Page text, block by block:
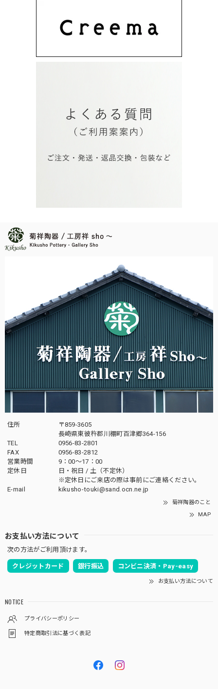
住所
〒859-3605
長崎県東彼杵郡川棚町百津郷364-156
TEL
0956-83-2801
FAX
0956-83-2812
営業時間
9：00～17：00
定休日
日・祝日 / 土（不定休）
※定休日にご来店の際は事前にご連絡ください。
E-mail
kikusho-touki@sand.ocn.ne.jp
菊祥陶器のこと
MAP
お支払い方法について
次の方法がご利用頂けます。
クレジットカード 銀行振込 コンビニ決済・Pay-easy
お支払い方法について
NOTICE
プライバシーポリシー
特定商取引法に基づく表記